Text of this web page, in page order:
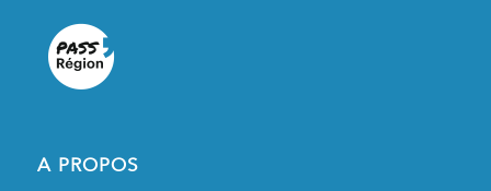
A PROPOS